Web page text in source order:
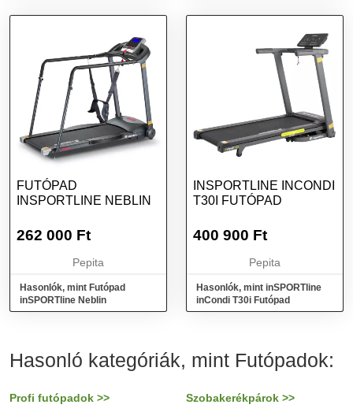
FUTÓPAD
INSPORTLINE NEBLIN
262 000 Ft
Pepita
Hasonlók, mint Futópad
inSPORTline Neblin
INSPORTLINE INCONDI
T30I FUTÓPAD
400 900 Ft
Pepita
Hasonlók, mint inSPORTline
inCondi T30i Futópad
Hasonló kategóriák, mint Futópadok:
Profi futópadok >> Szobakerékpárok >>